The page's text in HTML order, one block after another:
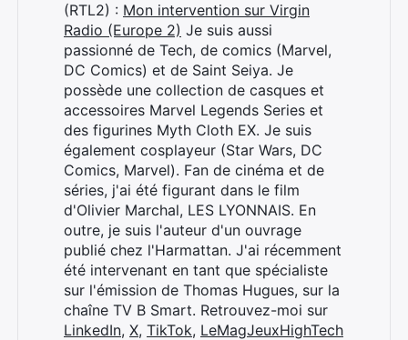
(RTL2) : Mon intervention sur Virgin
Radio (Europe 2) Je suis aussi
passionné de Tech, de comics (Marvel,
DC Comics) et de Saint Seiya. Je
possède une collection de casques et
accessoires Marvel Legends Series et
des figurines Myth Cloth EX. Je suis
également cosplayeur (Star Wars, DC
Comics, Marvel). Fan de cinéma et de
séries, j'ai été figurant dans le film
d'Olivier Marchal, LES LYONNAIS. En
outre, je suis l'auteur d'un ouvrage
publié chez l'Harmattan. J'ai récemment
été intervenant en tant que spécialiste
sur l'émission de Thomas Hugues, sur la
chaîne TV B Smart. Retrouvez-moi sur
LinkedIn, X, TikTok, LeMagJeuxHighTech